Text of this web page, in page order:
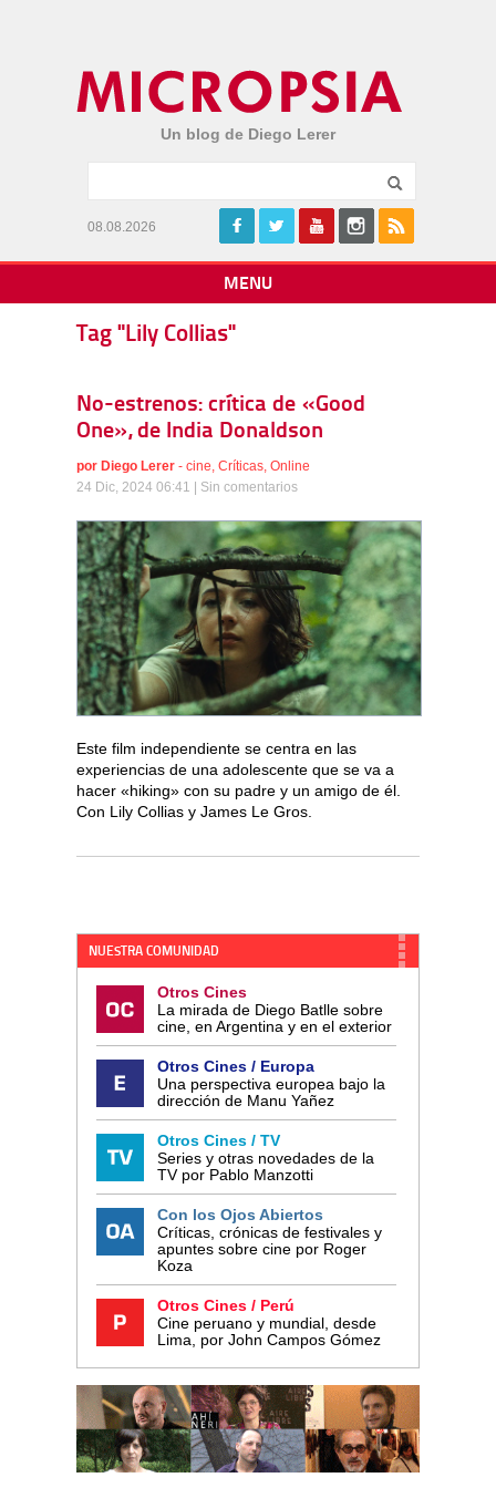
Un blog de Diego Lerer
08.08.2026
MENU
Tag "Lily Collias"
No-estrenos: crítica de «Good
One», de India Donaldson
por Diego Lerer - cine, Críticas, Online
24 Dic, 2024 06:41 | Sin comentarios
Este film independiente se centra en las
experiencias de una adolescente que se va a
hacer «hiking» con su padre y un amigo de él.
Con Lily Collias y James Le Gros.
NUESTRA COMUNIDAD
Otros Cines
La mirada de Diego Batlle sobre
cine, en Argentina y en el exterior
Otros Cines / Europa
Una perspectiva europea bajo la
dirección de Manu Yañez
Otros Cines / TV
Series y otras novedades de la
TV por Pablo Manzotti
Con los Ojos Abiertos
Críticas, crónicas de festivales y
apuntes sobre cine por Roger
Koza
Otros Cines / Perú
Cine peruano y mundial, desde
Lima, por John Campos Gómez